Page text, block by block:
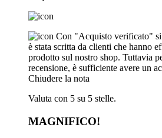
Con "Acquisto verificato" si
è stata scritta da clienti che hanno
prodotto sul nostro shop. Tuttavia
recensione, è sufficiente avere un
Chiudere la nota
Valuta con 5 su 5 stelle.
MAGNIFICO!